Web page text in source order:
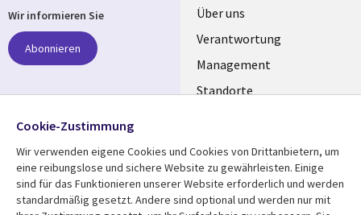
Useful
links
GERMANY
Über uns
Verantwortung
Management
Standorte
Wir informieren Sie
Abonnieren
Folgen Sie uns
Social
Media
GERMANY
Cookie-Zustimmung
Wir verwenden eigene Cookies und Cookies von Drittanbietern, um
eine reibungslose und sichere Website zu gewährleisten. Einige
sind für das Funktionieren unserer Website erforderlich und werden
standardmäßig gesetzt. Andere sind optional und werden nur mit